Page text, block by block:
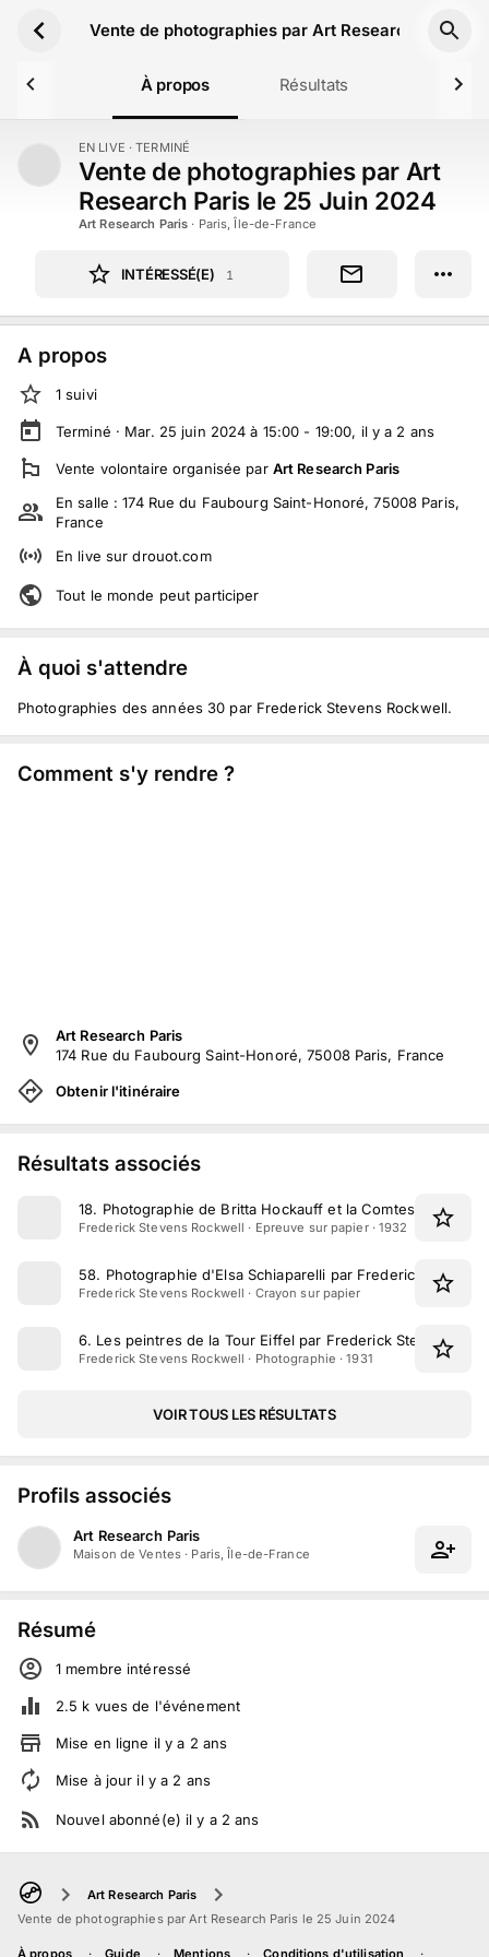
Vente de photographies par Art Research Paris le
À propos Résultats
EN LIVE · TERMINÉ
Vente de photographies par Art
Research Paris le 25 Juin 2024
Art Research Paris · Paris, Île-de-France
INTÉRESSÉ(E) 1
A propos
1 suivi
Terminé · Mar. 25 juin 2024 à 15:00 - 19:00, il y a 2 ans
Vente volontaire organisée par Art Research Paris
En salle :174 Rue du Faubourg Saint-Honoré, 75008 Paris,
France
En live surdrouot.com
Tout le monde peut participer
À quoi s'attendre
Photographies des années 30 par Frederick Stevens Rockwell.
Comment s'y rendre ?
Art Research Paris
174 Rue du Faubourg Saint-Honoré, 75008 Paris, France
Obtenir l'itinéraire
Résultats associés
18. Photographie de Britta Hockauff et la Comtesse de la
Frederick Stevens Rockwell · Epreuve sur papier · 1932
58. Photographie d'Elsa Schiaparelli par Frederick Stevens
Frederick Stevens Rockwell · Crayon sur papier
6. Les peintres de la Tour Eiffel par Frederick Stevens
Frederick Stevens Rockwell · Photographie · 1931
VOIR TOUS LES RÉSULTATS
Profils associés
Art Research Paris
Maison de Ventes · Paris, Île-de-France
Résumé
1 membre intéressé
2.5 k vues de l'événement
Mise en ligne il y a 2 ans
Mise à jour il y a 2 ans
Nouvel abonné(e) il y a 2 ans
Art Research Paris
Vente de photographies par Art Research Paris le 25 Juin 2024
À propos Guide Mentions Conditions d'utilisation